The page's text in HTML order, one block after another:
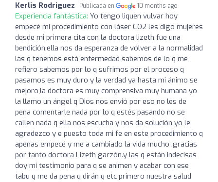
Kerlis Rodriguez Publicada en 10 months ago
Experiencia fantástica: Yo tengo liquen vulvar hoy
empecé mi procedimiento con láser CO2 les digo mujeres
desde mi primera cita con la doctora lizeth fue una
bendición,ella nos da esperanza de volver a la normalidad
las q tenemos está enfermedad sabemos de lo q me
refiero sabemos por lo q sufrimos por el proceso q
pasamos es muy duro y la verdad ya hasta mi ánimo se
mejoro,la doctora es muy comprensiva muy humana yo
la llamo un ángel q Dios nos envió por eso no les de
pena comentarle nada por lo q estés pasando no se
callen nada q ella nos escucha y nos da solución yo le
agradezco y e puesto toda mi fe en este procedimiento q
apenas empecé y me a cambiado la vida mucho .gracias
por tanto doctora Lizeth garzón.y las q están indecisas
doy mi testimonio para q se animen y acabar con ese
tabu q me da pena q dirán q etc primero nuestra salud